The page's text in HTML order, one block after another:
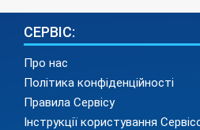
СЕРВІС:
Про нас
Політика конфіденційності
Правила Сервісу
Інструкції користування